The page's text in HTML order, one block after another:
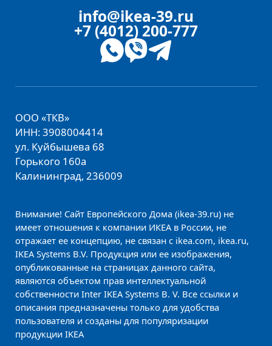
info@ikea-39.ru
+7 (4012) 200-777
ООО «ТКВ»
ИНН: 3908004414
ул. Куйбышева 68
Горького 160а
Калининград, 236009
Внимание! Сайт Европейского Дома (ikea-39.ru) не
имеет отношения к компании ИКЕА в России, не
отражает ее концепцию, не связан с ikea.com, ikea.ru,
IKEA Systems B.V. Продукция или ее изображения,
опубликованные на страницах данного сайта,
являются объектом прав интеллектуальной
собственности Inter IKEA Systems B. V. Все ссылки и
описания предназначены только для удобства
пользователя и созданы для популяризации
продукции IKEA